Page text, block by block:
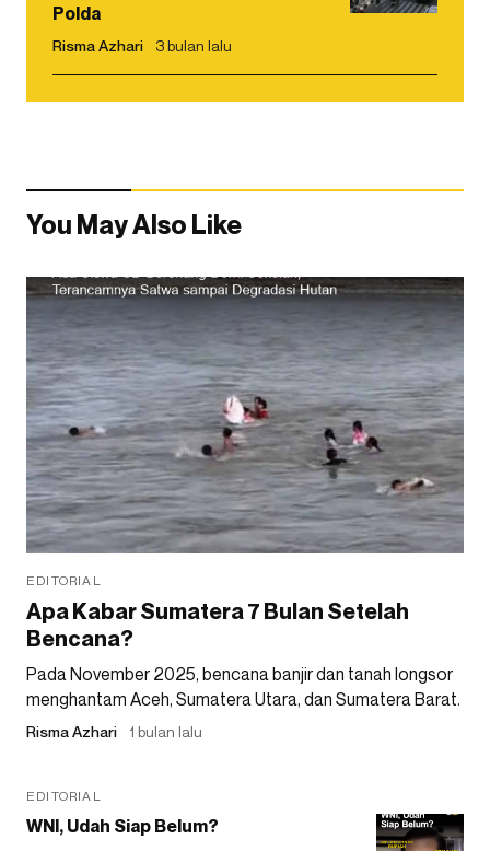
Polda
Risma Azhari 3 bulan lalu
You May Also Like
EDITORIAL
Apa Kabar Sumatera 7 Bulan Setelah
Bencana?
Pada November 2025, bencana banjir dan tanah longsor
menghantam Aceh, Sumatera Utara, dan Sumatera Barat.
Risma Azhari 1 bulan lalu
EDITORIAL
WNI, Udah Siap Belum?